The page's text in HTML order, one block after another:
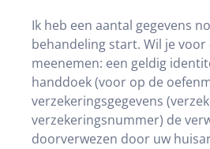
Ik heb een aantal gegevens
behandeling start. Wil je
meenemen: een geldig
handdoek (voor op de
verzekeringsgegevens
verzekeringsnummer) de
doorverwezen door uw